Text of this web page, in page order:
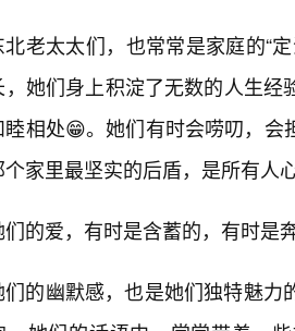
北老太太们，也常常是家庭的“
，她们身上积淀了无数的人生
睦相处😁。她们有时会唠叨，
家里最坚实的后盾，是所有人
们的爱，有时是含蓄的，有时是
们的幽默感，也是她们独特魅力